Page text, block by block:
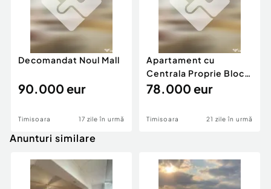
Decomandat Noul Mall
90.000 eur
Timisoara 17 zile în urmă
Apartament cu
Centrala Proprie Bloc
Izolat
78.000 eur
Timisoara 21 zile în urmă
Anunturi similare